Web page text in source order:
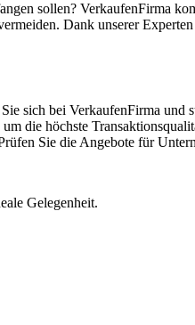
sollen? VerkaufenFirma
Dank unserer
sich bei VerkaufenFirma
die höchste
Sie die Angebote für
Gelegenheit.